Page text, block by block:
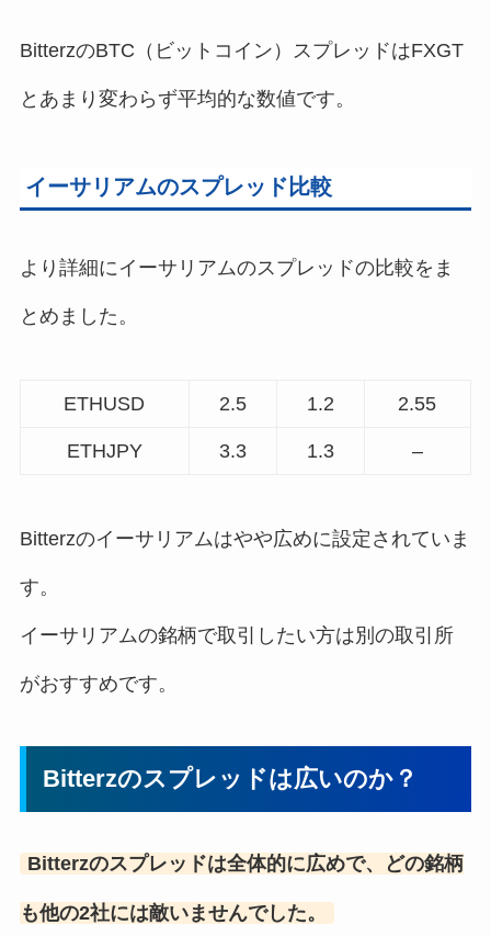
BitterzのBTC（ビットコイン）スプレッドはFXGT
とあまり変わらず平均的な数値です。
イーサリアムのスプレッド比較
より詳細にイーサリアムのスプレッドの比較をま
とめました。
ETHUSD 2.5 1.2 2.55
ETHJPY 3.3 1.3 –
Bitterzのイーサリアムはやや広めに設定されていま
す。
イーサリアムの銘柄で取引したい方は別の取引所
がおすすめです。
Bitterzのスプレッドは広いのか？
Bitterzのスプレッドは全体的に広めで、どの銘柄
も他の2社には敵いませんでした。